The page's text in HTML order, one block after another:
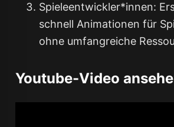
Spieleentwickler*innen:
schnell Animationen für
ohne umfangreiche
Youtube-Video